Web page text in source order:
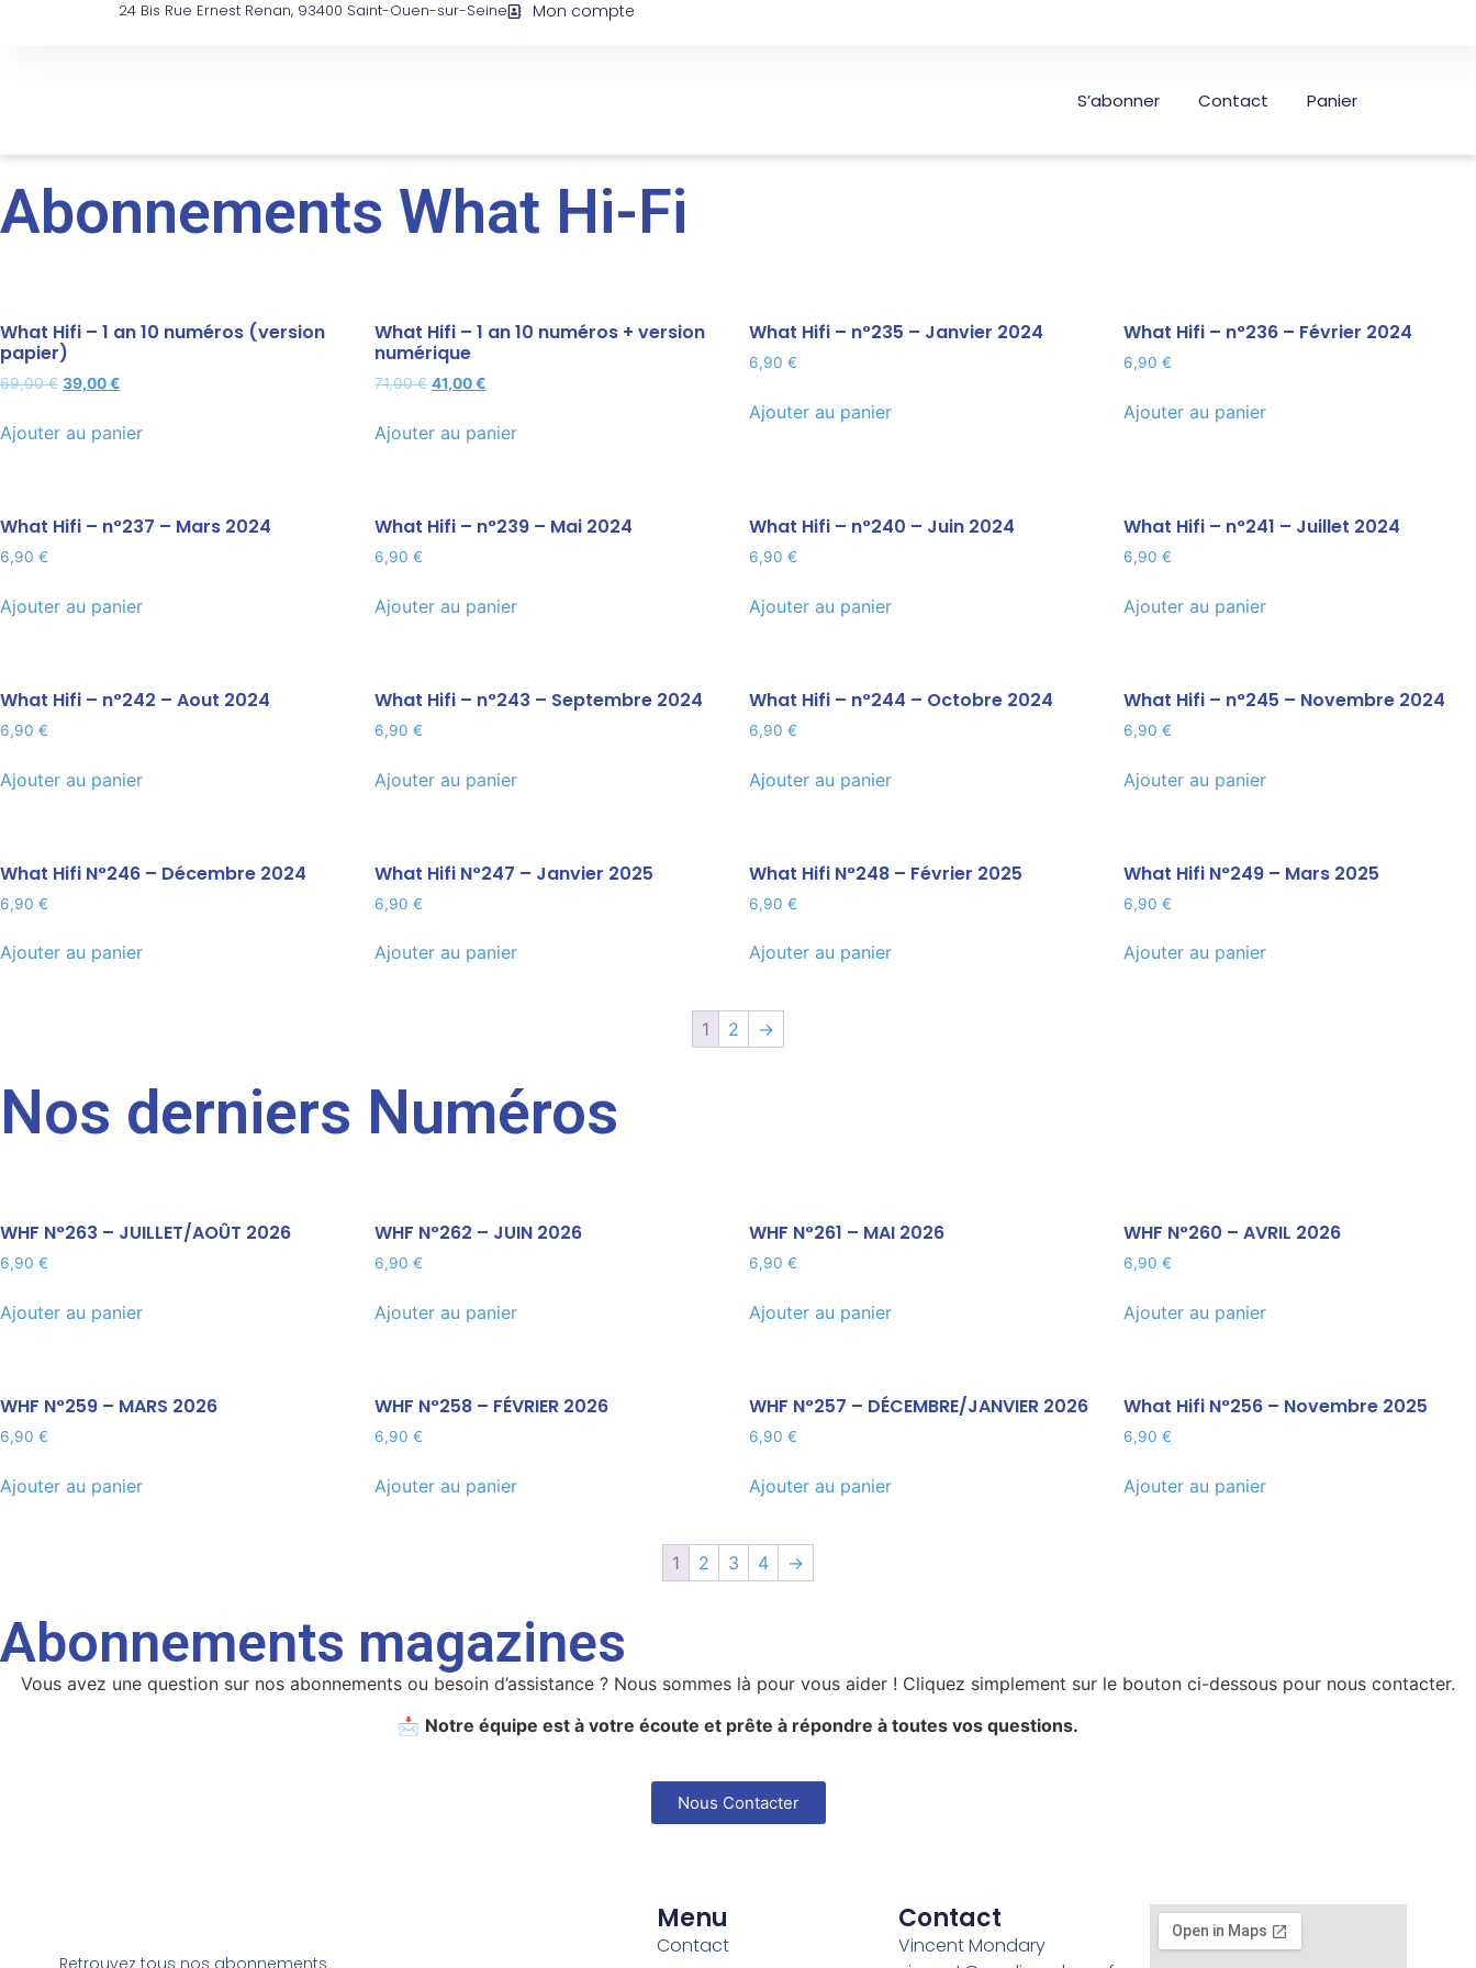
24 Bis Rue Ernest Renan, 93400 Saint-Ouen-sur-Seine Mon compte
S’abonner Contact Panier
Abonnements What Hi-Fi
What Hifi – 1 an 10 numéros (version
papier)
69,00€ 39,00€
Ajouter au panier
What Hifi – 1 an 10 numéros + version
numérique
71,00€ 41,00€
Ajouter au panier
What Hifi – n°235 – Janvier 2024
6,90 €
Ajouter au panier
What Hifi – n°236 – Février 2024
6,90 €
Ajouter au panier
What Hifi – n°237 – Mars 2024
6,90 €
Ajouter au panier
What Hifi – n°239 – Mai 2024
6,90 €
Ajouter au panier
What Hifi – n°240 – Juin 2024
6,90 €
Ajouter au panier
What Hifi – n°241 – Juillet 2024
6,90 €
Ajouter au panier
What Hifi – n°242 – Aout 2024
6,90 €
Ajouter au panier
What Hifi – n°243 – Septembre 2024
6,90 €
Ajouter au panier
What Hifi – n°244 – Octobre 2024
6,90 €
Ajouter au panier
What Hifi – n°245 – Novembre 2024
6,90 €
Ajouter au panier
What Hifi N°246 – Décembre 2024
6,90 €
Ajouter au panier
What Hifi N°247 – Janvier 2025
6,90 €
Ajouter au panier
What Hifi N°248 – Février 2025
6,90 €
Ajouter au panier
What Hifi N°249 – Mars 2025
6,90 €
Ajouter au panier
1 2 →
Nos derniers Numéros
WHF N°263 – JUILLET/AOÛT 2026
6,90 €
Ajouter au panier
WHF N°262 – JUIN 2026
6,90 €
Ajouter au panier
WHF N°261 – MAI 2026
6,90 €
Ajouter au panier
WHF N°260 – AVRIL 2026
6,90 €
Ajouter au panier
WHF N°259 – MARS 2026
6,90 €
Ajouter au panier
WHF N°258 – FÉVRIER 2026
6,90 €
Ajouter au panier
WHF N°257 – DÉCEMBRE/JANVIER 2026
6,90 €
Ajouter au panier
What Hifi N°256 – Novembre 2025
6,90 €
Ajouter au panier
1 2 3 4 →
Abonnements magazines
Vous avez une question sur nos abonnements ou besoin d’assistance ? Nous sommes là pour vous aider ! Cliquez simplement sur le bouton ci-dessous pour nous contacter.
📩 Notre équipe est à votre écoute et prête à répondre à toutes vos questions.
Nous Contacter
Menu
Contact
Contact
Vincent Mondary